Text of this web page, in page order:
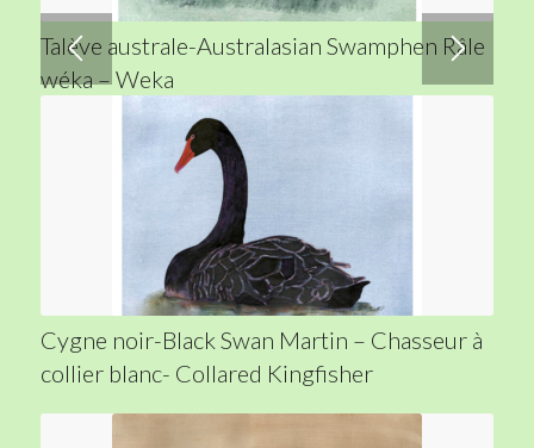
Talève australe-Australasian Swamphen Râle
wéka – Weka
Cygne noir-Black Swan Martin – Chasseur à
collier blanc- Collared Kingfisher